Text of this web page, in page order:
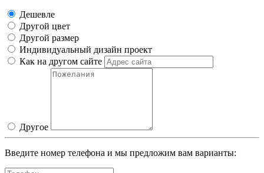
Дешевле
Другой цвет
Другой размер
Индивидуальный дизайн проект
Как на другом сайте
Другое
Введите номер телефона и мы предложим вам варианты: